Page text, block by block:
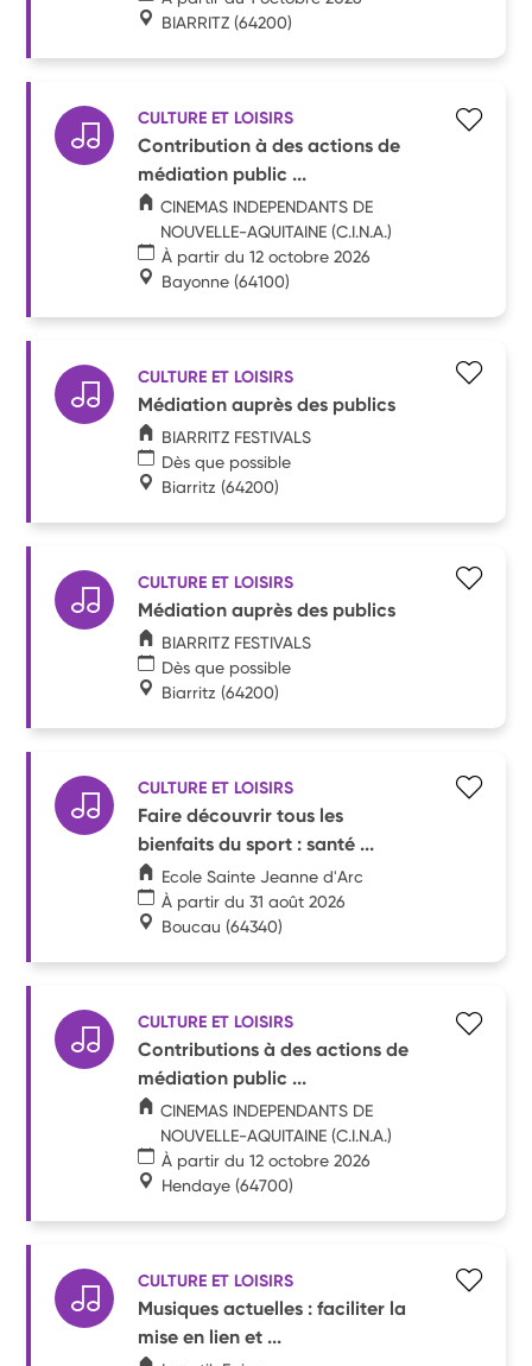
BIARRITZ (64200)
CULTURE ET LOISIRS
Contribution à des actions de
médiation public ...
CINEMAS INDEPENDANTS DE
NOUVELLE-AQUITAINE (C.I.N.A.)
À partir du 12 octobre 2026
Bayonne (64100)
CULTURE ET LOISIRS
Médiation auprès des publics
BIARRITZ FESTIVALS
Dès que possible
Biarritz (64200)
CULTURE ET LOISIRS
Médiation auprès des publics
BIARRITZ FESTIVALS
Dès que possible
Biarritz (64200)
CULTURE ET LOISIRS
Faire découvrir tous les
bienfaits du sport : santé ...
Ecole Sainte Jeanne d'Arc
À partir du 31 août 2026
Boucau (64340)
CULTURE ET LOISIRS
Contributions à des actions de
médiation public ...
CINEMAS INDEPENDANTS DE
NOUVELLE-AQUITAINE (C.I.N.A.)
À partir du 12 octobre 2026
Hendaye (64700)
CULTURE ET LOISIRS
Musiques actuelles : faciliter la
mise en lien et ...